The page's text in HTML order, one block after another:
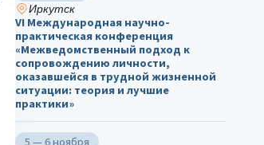
Иркутск
VI Международная научно-
практическая конференция
«Межведомственный подход к
сопровождению личности,
оказавшейся в трудной жизненной
ситуации: теория и лучшие
практики»
5 — 6 ноября